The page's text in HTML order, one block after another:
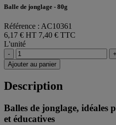
Balle de jonglage - 80g
Référence : AC10361
6,17 € HT 7,40 € TTC
L'unité
-
+
Ajouter au panier
Description
Balles de jonglage, idéales
et éducatives